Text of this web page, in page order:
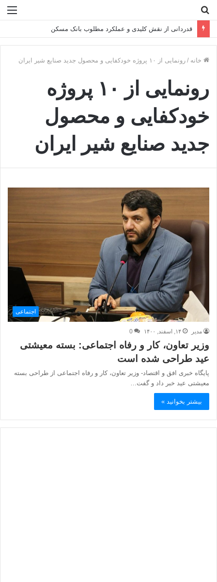
قدردانی از نقش کلیدی و عملکرد مطلوب بانک مسکن
خانه / رونمایی از ۱۰ پروژه خودکفایی و محصول جدید صنایع شیر ایران
رونمایی از ۱۰ پروژه
خودکفایی و محصول
جدید صنایع شیر ایران
اجتماعی
مدیر ۱۴, اسفند, ۱۴۰۰ 0
وزیر تعاون، کار و رفاه اجتماعی: بسته معیشتی
عید طراحی شده است
پایگاه خبری افق و اقتصاد- وزیر تعاون، کار و رفاه اجتماعی از طراحی بسته
معیشتی عید خبر داد و گفت…
بیشتر بخوانید »